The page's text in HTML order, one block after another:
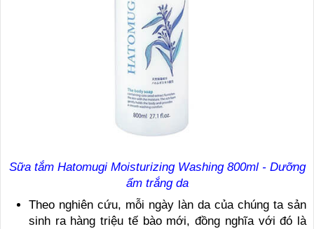
Sữa tắm Hatomugi Moisturizing Washing 800ml - Dưỡng
ẩm trắng da
Theo nghiên cứu, mỗi ngày làn da của chúng ta sản
sinh ra hàng triệu tế bào mới, đồng nghĩa với đó là